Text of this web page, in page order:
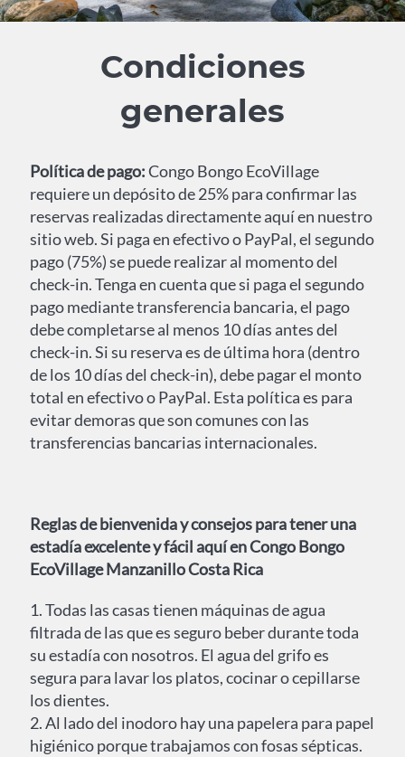
Condiciones
generales
Política de pago:Congo Bongo EcoVillage
requiere un depósito de 25% para confirmar las
reservas realizadas directamente aquí en nuestro
sitio web. Si paga en efectivo o PayPal, el segundo
pago (75%) se puede realizar al momento del
check-in. Tenga en cuenta que si paga el segundo
pago mediante transferencia bancaria, el pago
debe completarse al menos 10 días antes del
check-in. Si su reserva es de última hora (dentro
de los 10 días del check-in), debe pagar el monto
total en efectivo o PayPal. Esta política es para
evitar demoras que son comunes con las
transferencias bancarias internacionales.
Reglas de bienvenida y consejos para tener una
estadía excelente y fácil aquí en Congo Bongo
EcoVillage Manzanillo Costa Rica
1. Todas las casas tienen máquinas de agua
filtrada de las que es seguro beber durante toda
su estadía con nosotros. El agua del grifo es
segura para lavar los platos, cocinar o cepillarse
los dientes.
2. Al lado del inodoro hay una papelera para papel
higiénico porque trabajamos con fosas sépticas.